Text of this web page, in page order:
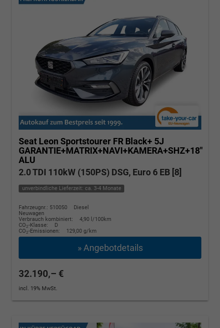
Seat Leon Sportstourer FR Black+ 5J
GARANTIE+MATRIX+NAVI+KAMERA+SHZ+18"
ALU
2.0 TDI 110kW (150PS) DSG, Euro 6 EB [8]
unverbindliche Lieferzeit: ca. 3-4 Monate
Fahrzeugnr.: 510050
Diesel
Neuwagen
Verbrauch kombiniert:
4,90 l/100km
CO2-Klasse:
D
CO2-Emissionen: 129,00 g/km
» Angebotdetails
32.190,– €
incl. 19% MwSt.